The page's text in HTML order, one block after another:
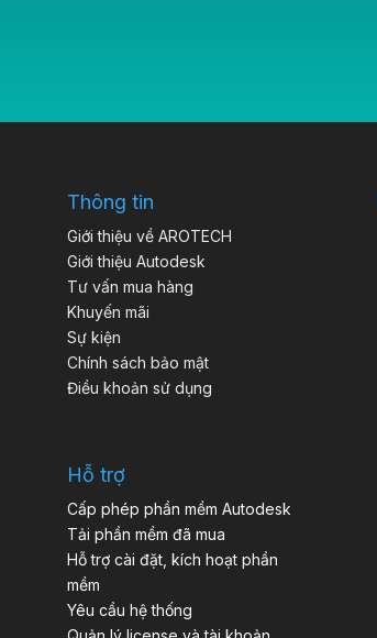
Thông tin
Giới thiệu về AROTECH
Giới thiệu Autodesk
Tư vấn mua hàng
Khuyến mãi
Sự kiện
Chính sách bảo mật
Điều khoản sử dụng
Hỗ trợ
Cấp phép phần mềm Autodesk
Tải phần mềm đã mua
Hỗ trợ cài đặt, kích hoạt phần
mềm
Yêu cầu hệ thống